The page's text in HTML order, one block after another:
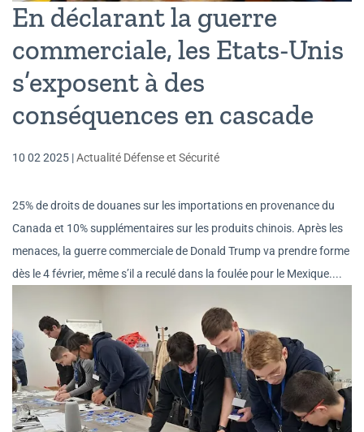
En déclarant la guerre
commerciale, les Etats-Unis
s’exposent à des
conséquences en cascade
10 02 2025 |Actualité Défense et Sécurité
25% de droits de douanes sur les importations en provenance du
Canada et 10% supplémentaires sur les produits chinois. Après les
menaces, la guerre commerciale de Donald Trump va prendre forme
dès le 4 février, même s’il a reculé dans la foulée pour le Mexique....